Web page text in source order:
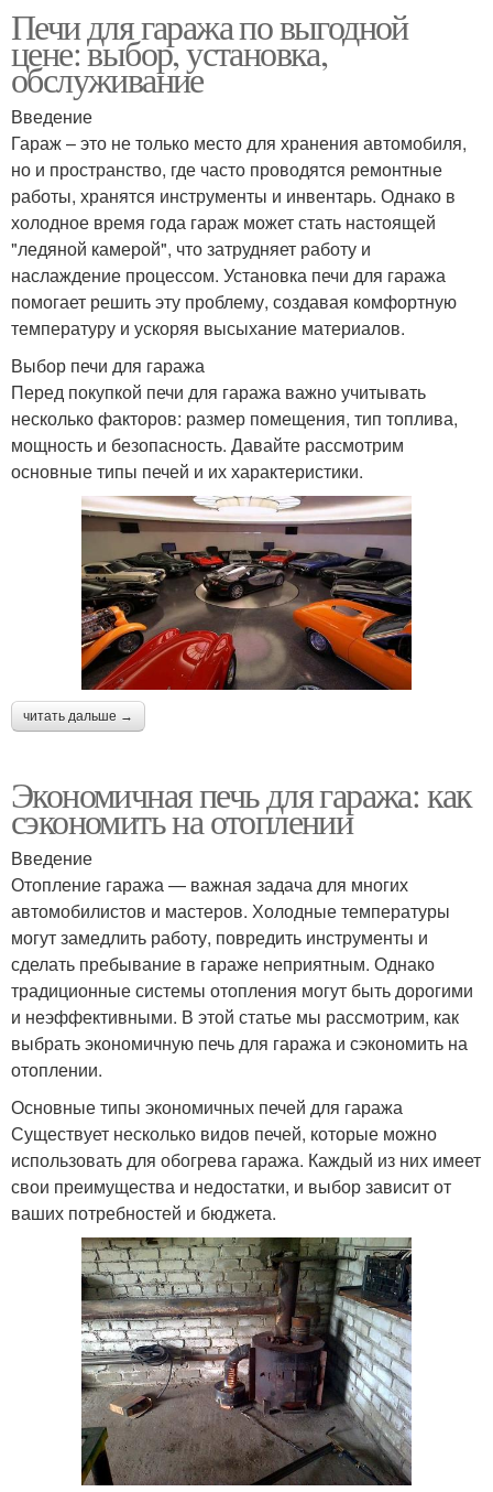
Печи для гаража по выгодной
цене: выбор, установка,
обслуживание
Введение
Гараж – это не только место для хранения автомобиля,
но и пространство, где часто проводятся ремонтные
работы, хранятся инструменты и инвентарь. Однако в
холодное время года гараж может стать настоящей
"ледяной камерой", что затрудняет работу и
наслаждение процессом. Установка печи для гаража
помогает решить эту проблему, создавая комфортную
температуру и ускоряя высыхание материалов.
Выбор печи для гаража
Перед покупкой печи для гаража важно учитывать
несколько факторов: размер помещения, тип топлива,
мощность и безопасность. Давайте рассмотрим
основные типы печей и их характеристики.
читать дальше →
Экономичная печь для гаража: как
сэкономить на отоплении
Введение
Отопление гаража — важная задача для многих
автомобилистов и мастеров. Холодные температуры
могут замедлить работу, повредить инструменты и
сделать пребывание в гараже неприятным. Однако
традиционные системы отопления могут быть дорогими
и неэффективными. В этой статье мы рассмотрим, как
выбрать экономичную печь для гаража и сэкономить на
отоплении.
Основные типы экономичных печей для гаража
Существует несколько видов печей, которые можно
использовать для обогрева гаража. Каждый из них имеет
свои преимущества и недостатки, и выбор зависит от
ваших потребностей и бюджета.